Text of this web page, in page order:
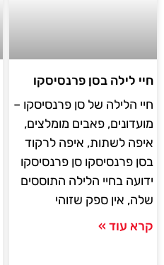
חיי לילה בסן פרנסיסקו
חיי הלילה של סן פרנסיסקו –
מועדונים, פאבים מומלצים,
איפה לשתות, איפה לרקוד
בסן פרנסיסקו סן פרנסיסקו
ידועה בחיי הלילה התוססים
שלה, אין ספק שזוהי
קרא עוד »